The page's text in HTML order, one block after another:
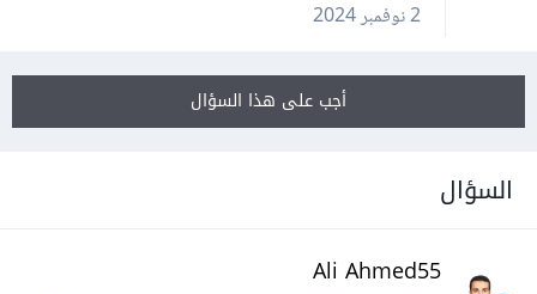
2 نوفمبر 2024
أجب على هذا السؤال
السؤال
Ali Ahmed55